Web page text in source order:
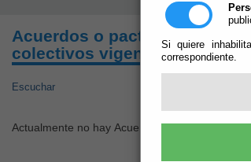
Si quiere
correspondiente.
Acuerdos o pactos
colectivos vigentes
Escuchar
Actualmente no hay Acuerdos o pactos